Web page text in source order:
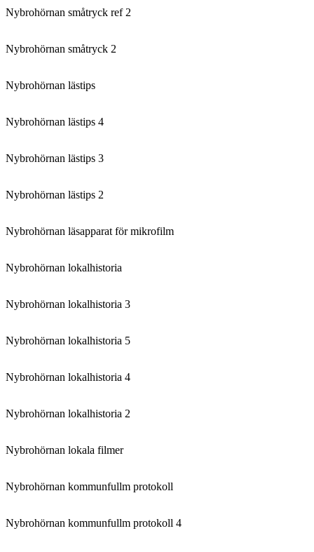
Nybrohörnan småtryck ref 2
Nybrohörnan småtryck 2
Nybrohörnan lästips
Nybrohörnan lästips 4
Nybrohörnan lästips 3
Nybrohörnan lästips 2
Nybrohörnan läsapparat för mikrofilm
Nybrohörnan lokalhistoria
Nybrohörnan lokalhistoria 3
Nybrohörnan lokalhistoria 5
Nybrohörnan lokalhistoria 4
Nybrohörnan lokalhistoria 2
Nybrohörnan lokala filmer
Nybrohörnan kommunfullm protokoll
Nybrohörnan kommunfullm protokoll 4